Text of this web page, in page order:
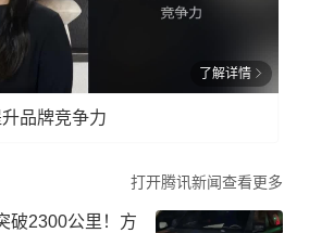
了解详情
品牌竞争力
打开腾讯新闻查看更多
破2300公里！方